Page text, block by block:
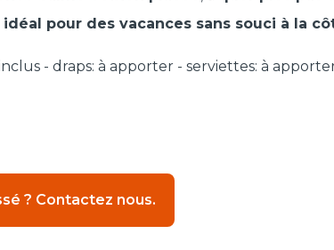
pour des vacances sans souci à la
- draps: à apporter - serviettes: à
? Contactez nous.